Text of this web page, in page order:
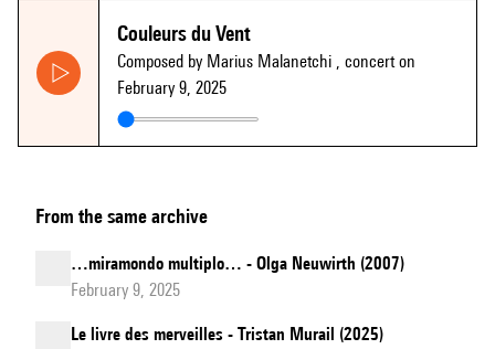
Couleurs du Vent
Composed by Marius Malanetchi , concert on
February 9, 2025
From the same archive
…miramondo multiplo… - Olga Neuwirth (2007)
February 9, 2025
Le livre des merveilles - Tristan Murail (2025)